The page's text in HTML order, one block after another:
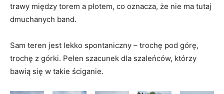
trawy między torem a płotem, co oznacza, że nie ma tutaj
dmuchanych band.
Sam teren jest lekko spontaniczny – trochę pod górę,
trochę z górki. Pełen szacunek dla szaleńców, którzy
bawią się w takie ściganie.